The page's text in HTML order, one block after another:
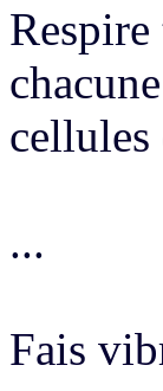
cellules
...
Fais